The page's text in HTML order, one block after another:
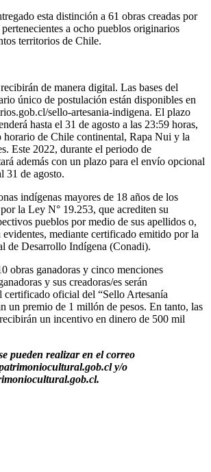
esta distinción a 61 obras creadas por
pertenecientes a ocho pueblos originarios
territorios de Chile.
de manera digital. Las bases del
único de postulación están disponibles en
sello-artesania-indigena. El plazo
hasta el 31 de agosto a las 23:59 horas,
horario de Chile continental, Rapa Nui y la
Este 2022, durante el periodo de
además con un plazo para el envío opcional
31 de agosto.
indígenas mayores de 18 años de los
la Ley N° 19.253, que acrediten su
pueblos por medio de sus apellidos o,
evidentes, mediante certificado emitido por la
de Desarrollo Indígena (Conadi).
obras ganadoras y cinco menciones
y sus creadoras/es serán
certificado oficial del “Sello Artesanía
un premio de 1 millón de pesos. En tanto, las
un incentivo en dinero de 500 mil
pueden realizar en el correo
y/o